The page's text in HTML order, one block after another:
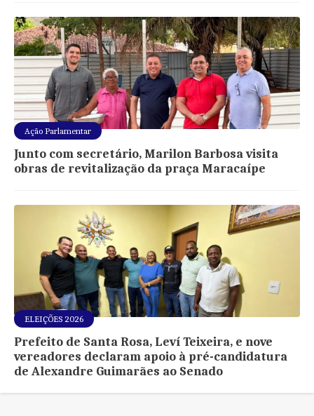
Ação Parlamentar
Junto com secretário, Marilon Barbosa visita
obras de revitalização da praça Maracaípe
ELEIÇÕES 2026
Prefeito de Santa Rosa, Leví Teixeira, e nove
vereadores declaram apoio à pré-candidatura
de Alexandre Guimarães ao Senado